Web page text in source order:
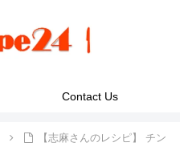
Contact Us
【志麻さんのレシピ】 チン